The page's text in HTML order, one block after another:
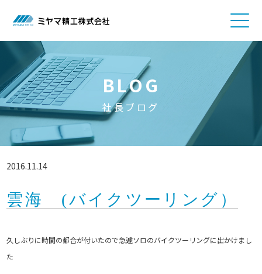
BLOG
社長ブログ
2016.11.14
雲海 (バイクツーリング）
久しぶりに時間の都合が付いたので急遽ソロのバイクツーリングに出かけまし
た